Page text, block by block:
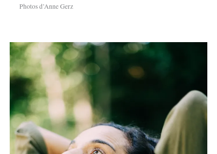
Photos d’Anne Gerz